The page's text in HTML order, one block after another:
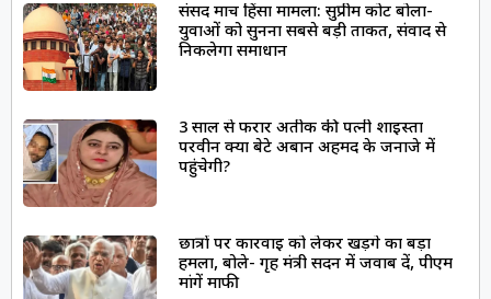
संसद मार्च हिंसा मामला: सुप्रीम कोर्ट बोला-
युवाओं को सुनना सबसे बड़ी ताकत, संवाद से
निकलेगा समाधान
3 साल से फरार अतीक की पत्नी शाइस्ता
परवीन क्या बेटे अबान अहमद के जनाजे में
पहुंचेगी?
छात्रों पर कार्रवाई को लेकर खड़गे का बड़ा
हमला, बोले- गृह मंत्री सदन में जवाब दें, पीएम
मांगें माफी